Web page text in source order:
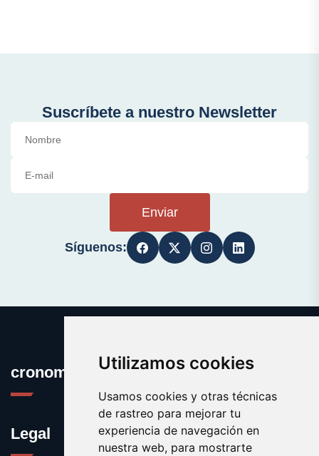
Utilizamos cookies
Usamos cookies y otras técnicas
de rastreo para mejorar tu
experiencia de navegación en
nuestra web, para mostrarte
Suscríbete a nuestro Newsletter
Enviar
Síguenos:
cronometro.es
Legal